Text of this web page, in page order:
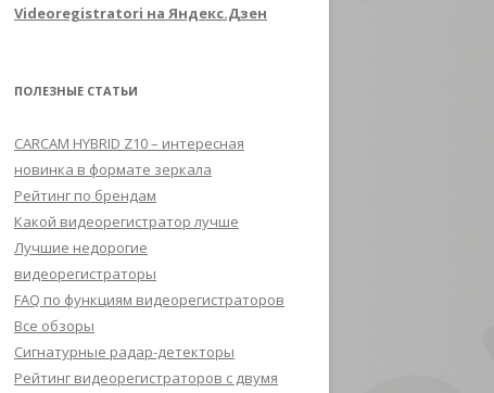
Videoregistratori на Яндекс.Дзен
ПОЛЕЗНЫЕ СТАТЬИ
CARCAM HYBRID Z10 – интересная
новинка в формате зеркала
Рейтинг по брендам
Какой видеорегистратор лучше
Лучшие недорогие
видеорегистраторы
FAQ по функциям видеорегистраторов
Все обзоры
Сигнатурные радар-детекторы
Рейтинг видеорегистраторов с двумя